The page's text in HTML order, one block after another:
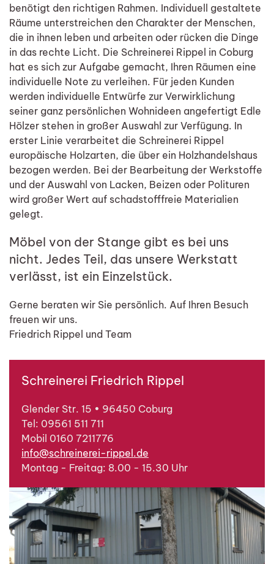
benötigt den richtigen Rahmen. Individuell gestaltete
Räume unterstreichen den Charakter der Menschen,
die in ihnen leben und arbeiten oder rücken die Dinge
in das rechte Licht. Die Schreinerei Rippel in Coburg
hat es sich zur Aufgabe gemacht, Ihren Räumen eine
individuelle Note zu verleihen. Für jeden Kunden
werden individuelle Entwürfe zur Verwirklichung
seiner ganz persönlichen Wohnideen angefertigt Edle
Hölzer stehen in großer Auswahl zur Verfügung. In
erster Linie verarbeitet die Schreinerei Rippel
europäische Holzarten, die über ein Holzhandelshaus
bezogen werden. Bei der Bearbeitung der Werkstoffe
und der Auswahl von Lacken, Beizen oder Polituren
wird großer Wert auf schadstofffreie Materialien
gelegt.
Möbel von der Stange gibt es bei uns
nicht. Jedes Teil, das unsere Werkstatt
verlässt, ist ein Einzelstück.
Gerne beraten wir Sie persönlich. Auf Ihren Besuch
freuen wir uns.
Friedrich Rippel und Team
Schreinerei Friedrich Rippel
Glender Str. 15 • 96450 Coburg
Tel: 09561 511 711
Mobil 0160 7211776
info@schreinerei-rippel.de
Montag - Freitag: 8.00 - 15.30 Uhr